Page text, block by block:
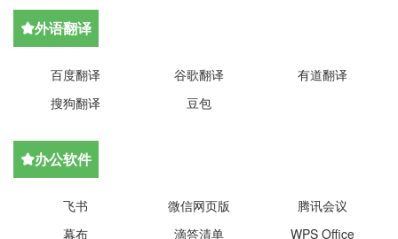
外语翻译
百度翻译 谷歌翻译
有道翻译
搜狗翻译
豆包
办公软件
飞书 微信网页版
腾讯会议
幕布
滴答清单
WPS Office